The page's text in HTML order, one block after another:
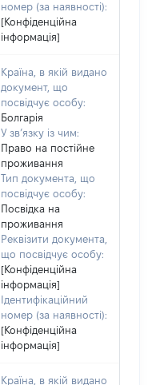
номер (за наявності):
[Конфіденційна
інформація]
Країна, в якій видано
документ, що
посвідчує особу:
Болгарія
У зв’язку із чим:
Право на постійне
проживання
Тип документа, що
посвідчує особу:
Посвідка на
проживання
Реквізити документа,
що посвідчує особу:
[Конфіденційна
інформація]
Ідентифікаційний
номер (за наявності):
[Конфіденційна
інформація]
Країна, в якій видано